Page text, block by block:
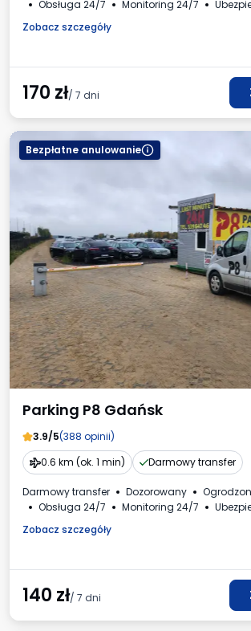
Obsługa 24/7
Monitoring 24/7
Dostępne napoje
Zobacz szczegóły
170 zł/ 7 dni
Bezpłatne anulowanie
Parking P8 Gdańsk
3.9/5(388 opinii)
0.6 km (ok. 1 min)
Darmowy transfer
Darmowy transfer Dozorowany
Obsługa 24/7
Monitoring 24/7
Zobacz szczegóły
140 zł/ 7 dni